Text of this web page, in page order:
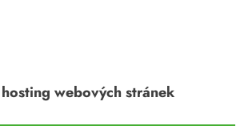
webových stránek